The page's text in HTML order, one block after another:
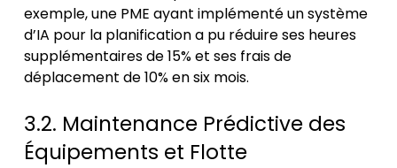
exemple, une PME ayant implémenté un système
d’IA pour la planification a pu réduire ses heures
supplémentaires de 15% et ses frais de
déplacement de 10% en six mois.
3.2. Maintenance Prédictive des
Équipements et Flotte